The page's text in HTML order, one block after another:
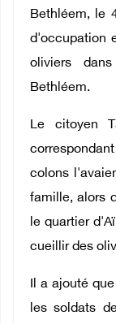
العربية
Bethléem, le
d'occupation
oliviers
Bethléem.
Le citoyen
colons
famille, alors
le quartier
cueillir des
Il a ajouté
les soldats